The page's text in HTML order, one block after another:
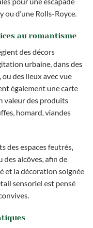
ou d’une Rolls-Royce.
au romantisme
des décors
urbaine, dans des
des lieux avec vue
également une carte
valeur des produits
homard, viandes
des espaces feutrés,
des alcôves, afin de
et la décoration soignée
sensoriel est pensé